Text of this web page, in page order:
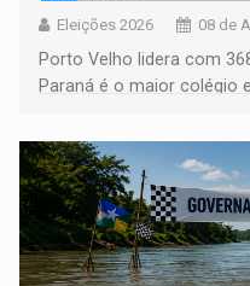
Eleições 2026 08 de
Porto Velho lidera com
Paraná é o maior colégio